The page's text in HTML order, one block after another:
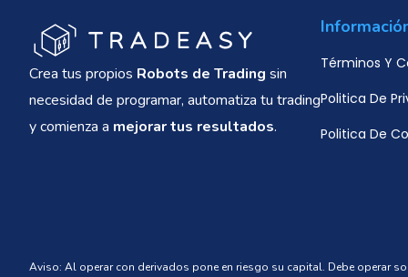
Crea tus propios Robots de Trading sin
necesidad de programar, automatiza tu trading
y comienza a mejorar tus resultados.
Términos Y
Politica De
Politica De
Aviso: Al operar con derivados pone en riesgo su capital. Debe operar